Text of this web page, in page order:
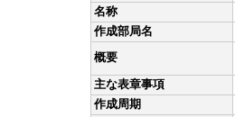
名称
作成部局名
概要
主な表章事項
作成周期